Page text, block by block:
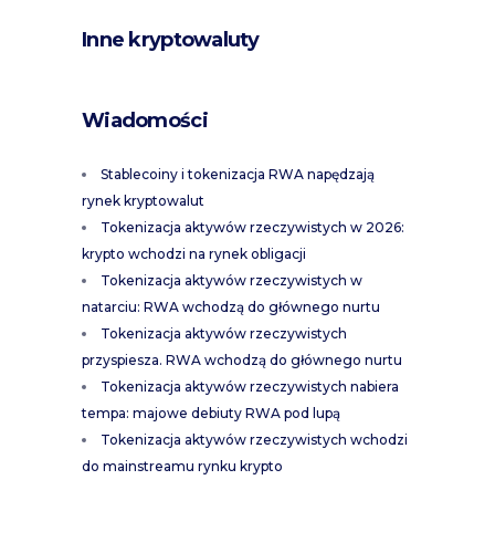
Inne kryptowaluty
Wiadomości
Stablecoiny i tokenizacja RWA napędzają
rynek kryptowalut
Tokenizacja aktywów rzeczywistych w 2026:
krypto wchodzi na rynek obligacji
Tokenizacja aktywów rzeczywistych w
natarciu: RWA wchodzą do głównego nurtu
Tokenizacja aktywów rzeczywistych
przyspiesza. RWA wchodzą do głównego nurtu
Tokenizacja aktywów rzeczywistych nabiera
tempa: majowe debiuty RWA pod lupą
Tokenizacja aktywów rzeczywistych wchodzi
do mainstreamu rynku krypto